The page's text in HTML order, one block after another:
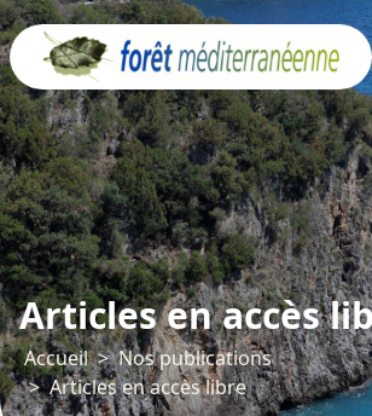
Articles en accès
Accueil
Nos publications
Articles en accès libre
Panneau de gestion des cookies